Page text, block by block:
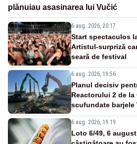
plănuiau asasinarea lui Vučić
6 aug. 2026, 20:17
Start spectaculos
Artistul-surpriză
seară de festival
6 aug. 2026, 19:56
Planul decisiv
Reactorului 2 de la
scufundate barjele
6 aug. 2026, 19:19
Loto 6/49, 6